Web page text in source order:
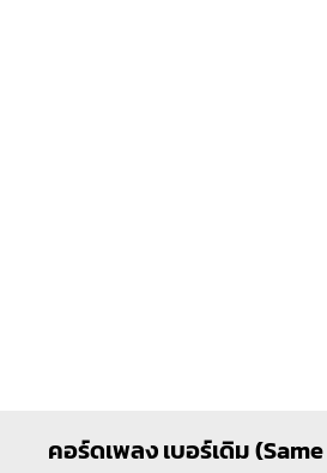
คอร์ดเพลง เบอร์เดิม